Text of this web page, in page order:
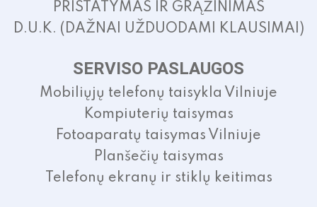
PRISTATYMAS IR GRĄŽINIMAS
D.U.K. (DAŽNAI UŽDUODAMI KLAUSIMAI)
SERVISO PASLAUGOS
Mobiliųjų telefonų taisykla Vilniuje
Kompiuterių taisymas
Fotoaparatų taisymas Vilniuje
Planšečių taisymas
Telefonų ekranų ir stiklų keitimas